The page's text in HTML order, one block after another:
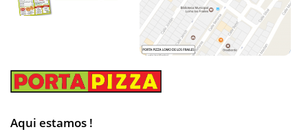
Aqui estamos !